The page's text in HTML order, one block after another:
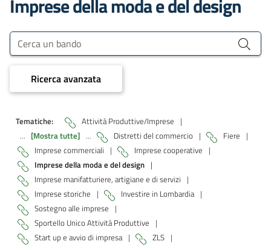
Imprese della moda e del design
Bandi e Servizi
Cerca un bando
Ricerca avanzata
Tematiche: Attività Produttive/Imprese |
... [Mostra tutte] ... Distretti del commercio | Fiere |
Imprese commerciali | Imprese cooperative |
Imprese della moda e del design |
Imprese manifatturiere, artigiane e di servizi |
Imprese storiche | Investire in Lombardia |
Sostegno alle imprese |
Sportello Unico Attività Produttive |
Start up e avvio di impresa | ZLS |